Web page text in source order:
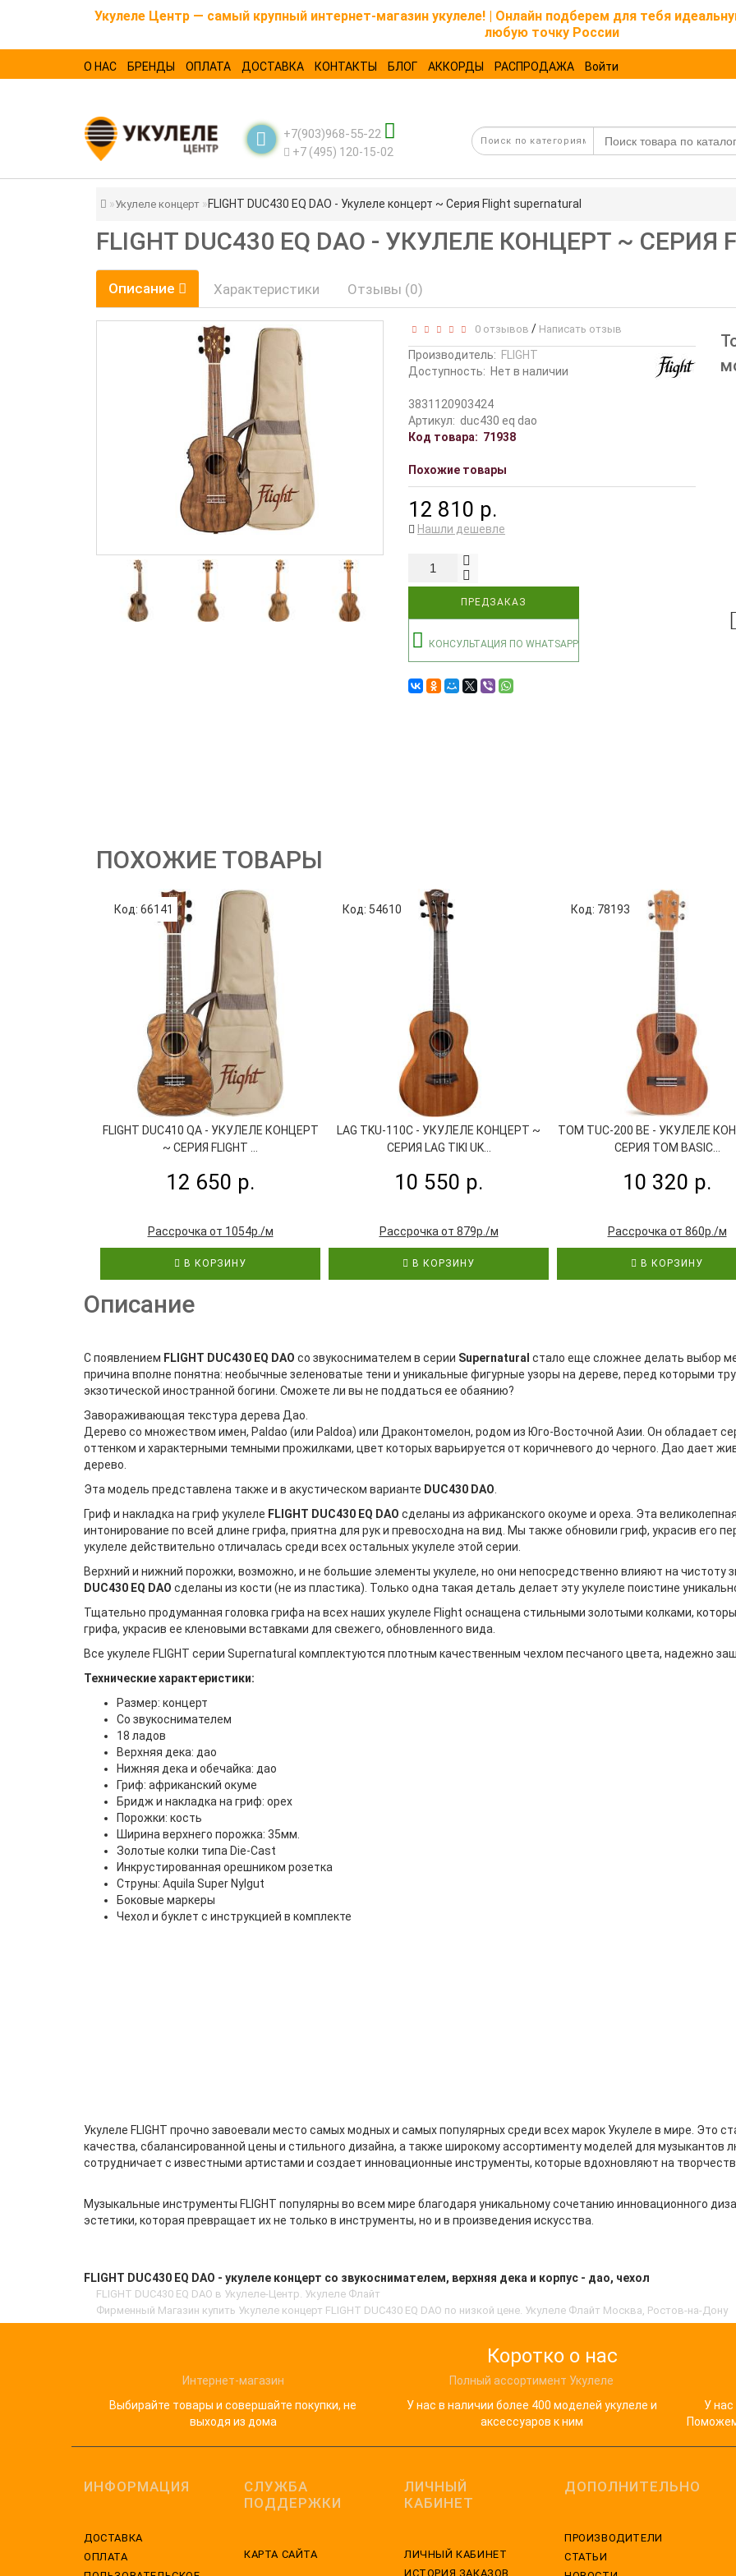
Укулеле Центр — самый крупный интернет-магазин укулеле! | Онлайн подберем для тебя
любую точку России
О НАС БРЕНДЫ ОПЛАТА ДОСТАВКА КОНТАКТЫ БЛОГ АККОРДЫ РАСПРОДАЖА Войти
+7(903)968-55-22
+7 (495) 120-15-02
Укулеле концерт FLIGHT DUC430 EQ DAO - Укулеле концерт ~ Серия Flight supernatural
FLIGHT DUC430 EQ DAO - УКУЛЕЛЕ КОНЦЕРТ ~ СЕРИЯ
Описание Характеристики Отзывы (0)
0 отзывов / Написать отзыв
Производитель: FLIGHT
Доступность: Нет в наличии
3831120903424
Артикул: duc430 eq dao
Код товара: 71938
Похожие товары
12 810 р.
Нашли дешевле
ПРЕДЗАКАЗ
КОНСУЛЬТАЦИЯ ПО WHATSAPP
ПОХОЖИЕ ТОВАРЫ
Код: 66141
FLIGHT DUC410 QA - УКУЛЕЛЕ КОНЦЕРТ
~ СЕРИЯ FLIGHT ...
12 650 р.
Рассрочка от 1054р./м
В КОРЗИНУ
Код: 54610
LAG TKU-110C - УКУЛЕЛЕ КОНЦЕРТ ~
СЕРИЯ LAG TIKI UK...
10 550 р.
Рассрочка от 879р./м
В КОРЗИНУ
Код: 78193
TOM TUC-200 BE - УКУЛЕЛЕ
СЕРИЯ TOM BASIC...
10 320 р.
Рассрочка от 860р./м
В КОРЗИНУ
Описание
С появлением FLIGHT DUC430 EQ DAO со звукоснимателем в серии Supernatural стало еще сложнее делать выбор
причина вполне понятна: необычные зеленоватые тени и уникальные фигурные узоры на дереве, перед которыми
экзотической иностранной богини. Сможете ли вы не поддаться ее обаянию?
Завораживающая текстура дерева Дао.
Дерево со множеством имен, Paldao (или Paldoa) или Драконтомелон, родом из Юго-Восточной Азии. Он обладает
оттенком и характерными темными прожилками, цвет которых варьируется от коричневого до черного. Дао дает
дерево.
Эта модель представлена также и в акустическом варианте DUC430 DAO
Гриф и накладка на гриф укулеле FLIGHT DUC430 EQ DAO сделаны из африканского окоуме и ореха. Эта
интонирование по всей длине грифа, приятна для рук и превосходна на вид. Мы также обновили гриф, украсив его
укулеле действительно отличалась среди всех остальных укулеле этой серии.
Верхний и нижний порожки, возможно, и не большие элементы укулеле, но они непосредственно влияют на чистоту
DUC430 EQ DAO сделаны из кости (не из пластика). Только одна такая деталь делает эту укулеле поистине
Тщательно продуманная головка грифа на всех наших укулеле Flight оснащена стильными золотыми колками,
грифа, украсив ее кленовыми вставками для свежего, обновленного вида.
Все укулеле FLIGHT серии Supernatural комплектуются плотным качественным чехлом песчаного цвета, надежно
Технические характеристики:
Размер: концерт
Со звукоснимателем
18 ладов
Верхняя дека: дао
Нижняя дека и обечайка: дао
Гриф: африканский окуме
Бридж и накладка на гриф: орех
Порожки: кость
Ширина верхнего порожка: 35мм.
Золотые колки типа Die-Cast
Инкрустированная орешником розетка
Струны: Aquila Super Nylgut
Боковые маркеры
Чехол и буклет с инструкцией в комплекте
Укулеле FLIGHT прочно завоевали место самых модных и самых популярных среди всех марок Укулеле в мире. Это
качества, сбалансированной цены и стильного дизайна, а также широкому ассортименту моделей для музыкантов
сотрудничает с известными артистами и создает инновационные инструменты, которые вдохновляют на
Музыкальные инструменты FLIGHT популярны во всем мире благодаря уникальному сочетанию инновационного
эстетики, которая превращает их не только в инструменты, но и в произведения искусства.
FLIGHT DUC430 EQ DAO - укулеле концерт со звукоснимателем, верхняя дека и корпус - дао, чехол
FLIGHT DUC430 EQ DAO в Укулеле-Центр. Укулеле Флайт
Фирменный Магазин купить Укулеле концерт FLIGHT DUC430 EQ DAO по низкой цене. Укулеле Флайт Москва, Ростов-на-Дону
Коротко о нас
Интернет-магазин
Выбирайте товары и совершайте покупки, не
выходя из дома
Полный ассортимент Укулеле
У нас в наличии более 400 моделей укулеле и
аксессуаров к ним
У
ИНФОРМАЦИЯ
ДОСТАВКА
ОПЛАТА
СЛУЖБА
ПОДДЕРЖКИ
КАРТА САЙТА
ЛИЧНЫЙ
КАБИНЕТ
ЛИЧНЫЙ КАБИНЕТ
ИСТОРИЯ ЗАКАЗОВ
ДОПОЛНИТЕЛЬНО
ПРОИЗВОДИТЕЛИ
СТАТЬИ